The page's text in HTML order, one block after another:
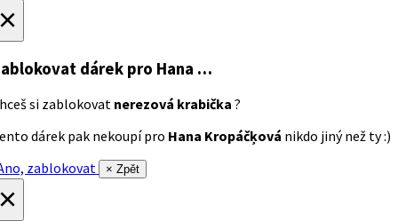
dárek pro Hana …
si zablokovat nerezová krabička ?
dárek pak nekoupí pro Hana Kropáčķová nikdo jiný než ty :)
zablokovat
× Zpět